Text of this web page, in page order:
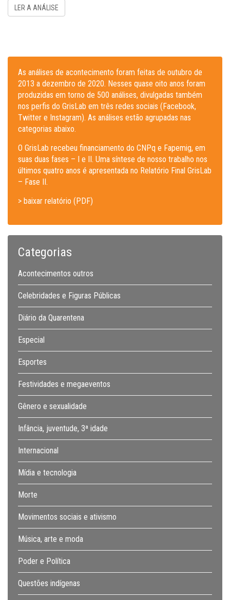
LER A ANÁLISE
As análises de acontecimento foram feitas de outubro de
2013 a dezembro de 2020. Nesses quase oito anos foram
produzidas em torno de 500 análises, divulgadas também
nos perfis do GrisLab em três redes sociais (Facebook,
Twitter e Instagram). As análises estão agrupadas nas
categorias abaixo.
O GrisLab recebeu financiamento do CNPq e Fapemig, em
suas duas fases – I e II. Uma síntese de nosso trabalho nos
últimos quatro anos é apresentada no Relatório Final GrisLab
– Fase II.
> baixar relatório (PDF)
Categorias
Acontecimentos outros
Celebridades e Figuras Públicas
Diário da Quarentena
Especial
Esportes
Festividades e megaeventos
Gênero e sexualidade
Infância, juventude, 3ª idade
Internacional
Mídia e tecnologia
Morte
Movimentos sociais e ativismo
Música, arte e moda
Poder e Política
Questões indígenas